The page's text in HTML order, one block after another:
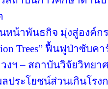
น้าพันธกิจ มุ่งสู่องค์กร
Trees” ฟื้นฟูป่าซับค
งฯ – สถาบันวิจัยวิทยา
ประโยชน์ส่วนเกินโร